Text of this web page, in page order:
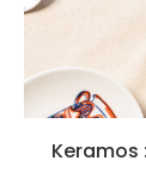
Keramos